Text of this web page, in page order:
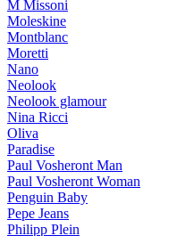
M Missoni
Moleskine
Montblanc
Moretti
Nano
Neolook
Neolook glamour
Nina Ricci
Oliva
Paradise
Paul Vosheront Man
Paul Vosheront Woman
Penguin Baby
Pepe Jeans
Philipp Plein